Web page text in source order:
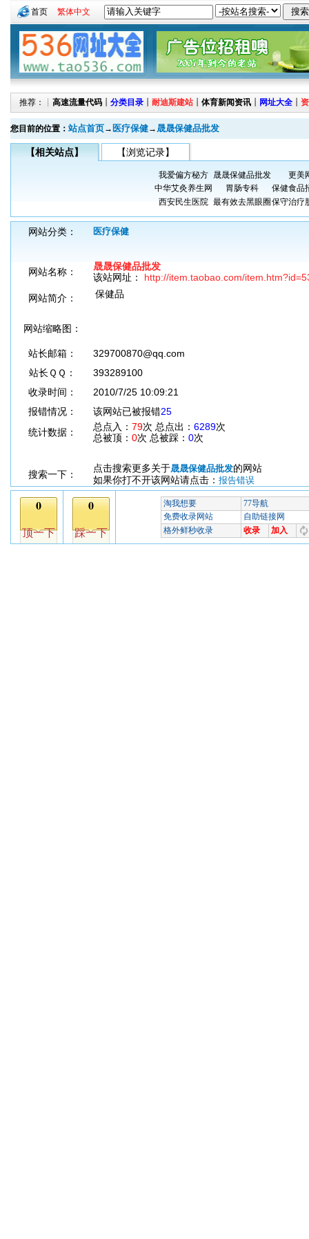
首页 繁体中文
推荐：┊ 高速流量代码 ┊ 分类目录 ┊ 耐迪斯建站 ┊ 体育新闻资讯 ┊ 网址大全 ┊
您目前的位置： 站点首页→ 医疗保健→ 晟晟保健品批发
【相关站点】 【浏览记录】
我爱偏方秘方 晟晟保健品批发
更美
中华艾灸养生网
胃肠专科
保健食品
西安民生医院 最有效去黑眼圈 保守治疗
网站分类： 医疗保健
网站名称：
晟晟保健品批发
该站网址： http://item.taobao.com/
网站简介：
保健品
网站缩略图：
站长邮箱：
329700870@qq.com
站长ＱＱ：
393289100
收录时间：
2010/7/25 10:09:21
报错情况：
该网站已被报错25
统计数据：
总点入： 79次 总点出： 6289次
总被顶： 0次 总被踩： 0次
搜索一下：
点击搜索更多关于晟晟保健品批发的网站
如果你打不开该网站请点击： 报告错误